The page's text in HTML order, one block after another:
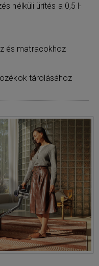
nélküli ürítés a 0,5 l-
és matracokhoz
tárolásához